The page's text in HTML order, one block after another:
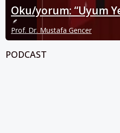
Oku/yorum: “Uyum
Prof. Dr. Mustafa Gencer
PODCAST